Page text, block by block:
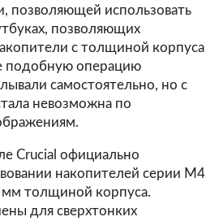
позволяющей использовать
позволяющих
с толщиной корпуса
подобную операцию
самостоятельно, но с
невозможна по
Crucial официально
накопителей серии M4
толщиной корпуса.
для сверхтонких